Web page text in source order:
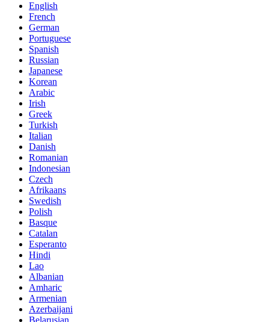
English
French
German
Portuguese
Spanish
Russian
Japanese
Korean
Arabic
Irish
Greek
Turkish
Italian
Danish
Romanian
Indonesian
Czech
Afrikaans
Swedish
Polish
Basque
Catalan
Esperanto
Hindi
Lao
Albanian
Amharic
Armenian
Azerbaijani